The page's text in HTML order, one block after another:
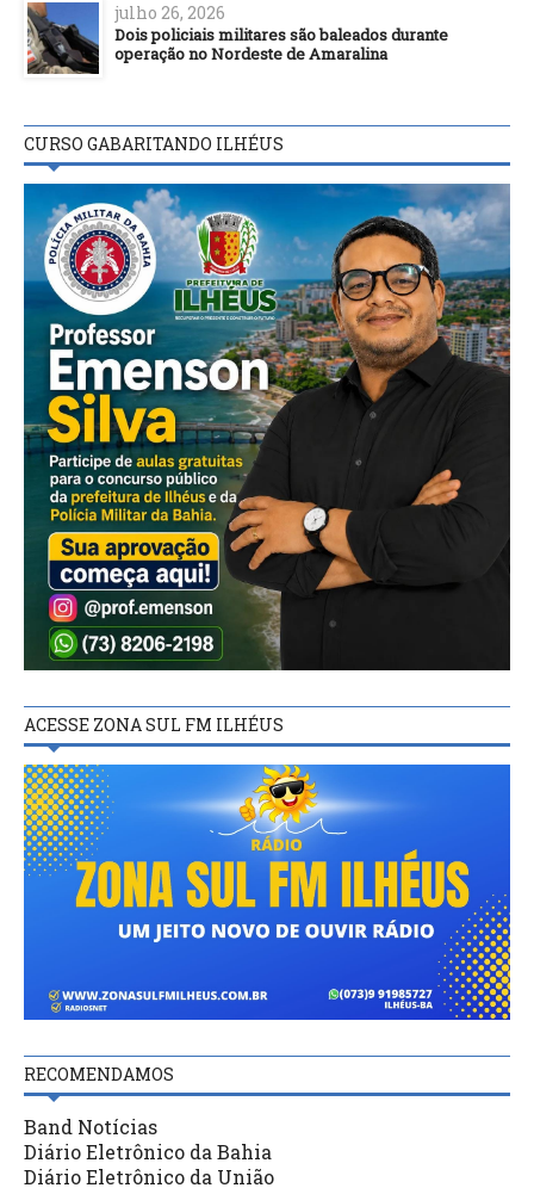
julho 26, 2026
Dois policiais militares são baleados durante
operação no Nordeste de Amaralina
CURSO GABARITANDO ILHÉUS
ACESSE ZONA SUL FM ILHÉUS
RECOMENDAMOS
Band Notícias
Diário Eletrônico da Bahia
Diário Eletrônico da União